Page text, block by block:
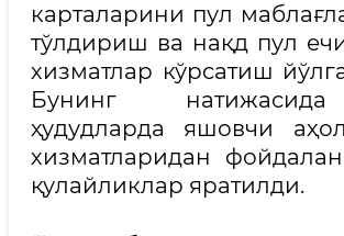
карталарини пул
тўлдириш ва нақд пул
хизматлар кўрсатиш
Бунинг
ҳудудларда яшовчи
хизматларидан
қулайликлар яратилди.